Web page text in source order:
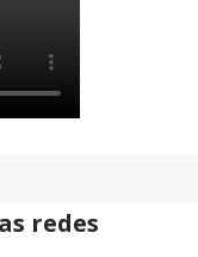
redes